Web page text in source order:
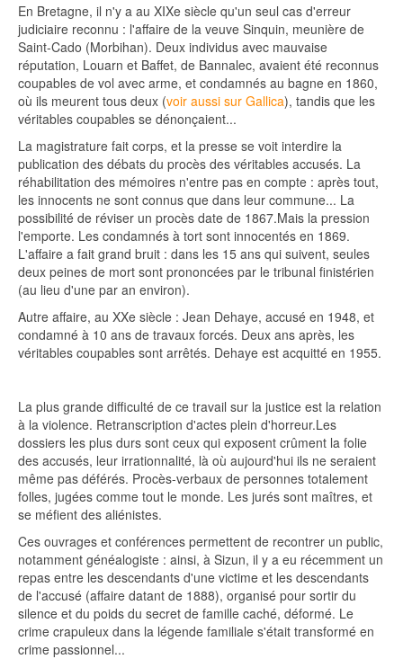
En Bretagne, il n'y a au XIXe siècle qu'un seul cas d'erreur
judiciaire reconnu : l'affaire de la veuve Sinquin, meunière de
Saint-Cado (Morbihan). Deux individus avec mauvaise
réputation, Louarn et Baffet, de Bannalec, avaient été reconnus
coupables de vol avec arme, et condamnés au bagne en 1860,
où ils meurent tous deux (voir aussi sur Gallica), tandis que les
véritables coupables se dénonçaient...
La magistrature fait corps, et la presse se voit interdire la
publication des débats du procès des véritables accusés. La
réhabilitation des mémoires n'entre pas en compte : après tout,
les innocents ne sont connus que dans leur commune... La
possibilité de réviser un procès date de 1867.Mais la pression
l'emporte. Les condamnés à tort sont innocentés en 1869.
L'affaire a fait grand bruit : dans les 15 ans qui suivent, seules
deux peines de mort sont prononcées par le tribunal finistérien
(au lieu d'une par an environ).
Autre affaire, au XXe siècle : Jean Dehaye, accusé en 1948, et
condamné à 10 ans de travaux forcés. Deux ans après, les
véritables coupables sont arrêtés. Dehaye est acquitté en 1955.
La plus grande difficulté de ce travail sur la justice est la relation
à la violence. Retranscription d'actes plein d'horreur.Les
dossiers les plus durs sont ceux qui exposent crûment la folie
des accusés, leur irrationnalité, là où aujourd'hui ils ne seraient
même pas déférés. Procès-verbaux de personnes totalement
folles, jugées comme tout le monde. Les jurés sont maîtres, et
se méfient des aliénistes.
Ces ouvrages et conférences permettent de recontrer un public,
notamment généalogiste : ainsi, à Sizun, il y a eu récemment un
repas entre les descendants d'une victime et les descendants
de l'accusé (affaire datant de 1888), organisé pour sortir du
silence et du poids du secret de famille caché, déformé. Le
crime crapuleux dans la légende familiale s'était transformé en
crime passionnel...